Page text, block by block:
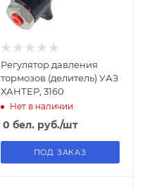
Регулятор давления
тормозов (делитель) УАЗ
ХАНТЕР, 3160
Нет в наличии
0 бел. руб./шт
ПОД ЗАКАЗ